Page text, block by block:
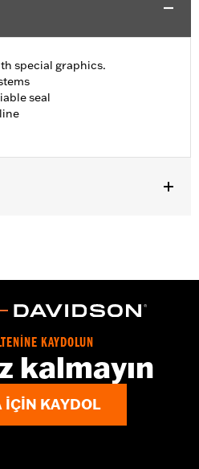
special graphics.
seal
– Go towww.h-
KAYDOLUN
kalmayın
IÇIN KAYDOL